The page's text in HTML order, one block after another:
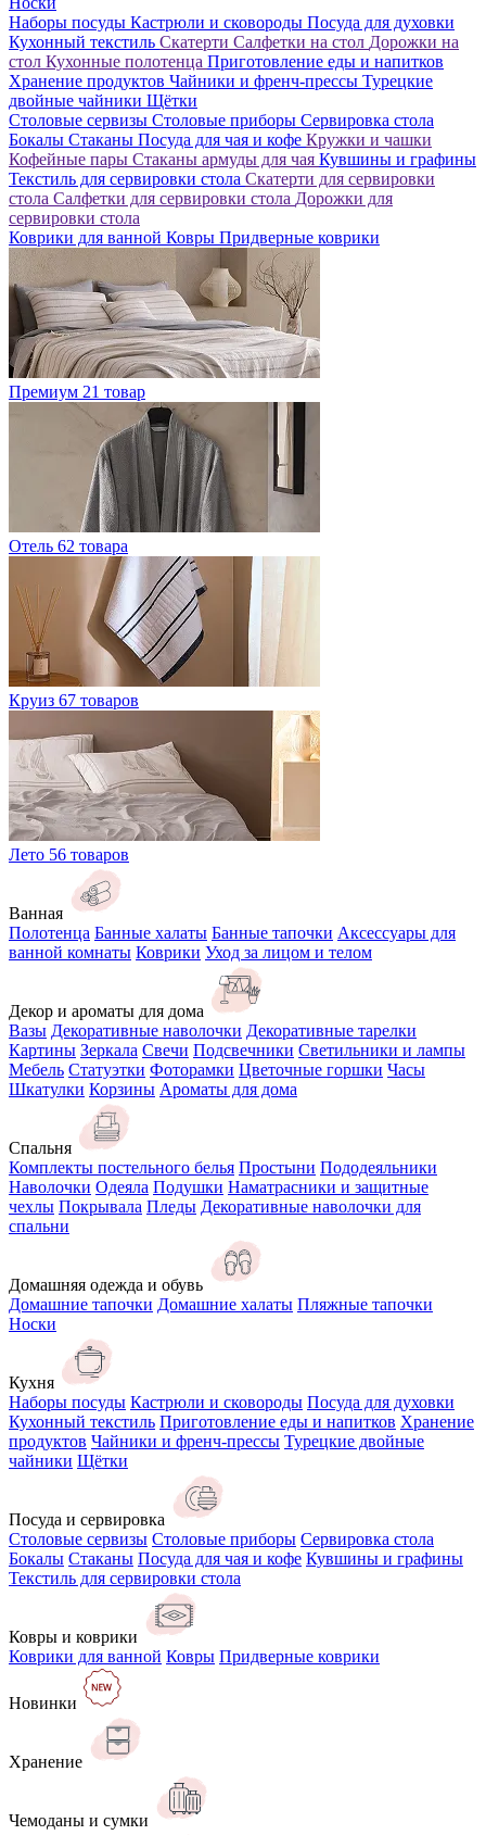
Наборы посуды Кастрюли и сковороды Посуда для духовки
Кухонный текстиль Скатерти Салфетки на стол Дорожки на
стол Кухонные полотенца Приготовление еды и напитков
Хранение продуктов Чайники и френч-прессы Турецкие
двойные чайники Щётки
Столовые сервизы Столовые приборы Сервировка стола
Бокалы Стаканы Посуда для чая и кофе Кружки и чашки
Кофейные пары Стаканы армуды для чая Кувшины и графины
Текстиль для сервировки стола Скатерти для сервировки
стола Салфетки для сервировки стола Дорожки для
сервировки стола
Коврики для ванной Ковры Придверные коврики
Премиум 21 товар
Отель 62 товара
Круиз 67 товаров
Лето 56 товаров
Ванная
Полотенца Банные халаты Банные тапочки Аксессуары для
ванной комнаты Коврики Уход за лицом и телом
Декор и ароматы для дома
Вазы Декоративные наволочки Декоративные тарелки
Картины Зеркала Свечи Подсвечники Светильники и лампы
Мебель Статуэтки Фоторамки Цветочные горшки Часы
Шкатулки Корзины Ароматы для дома
Спальня
Комплекты постельного белья Простыни Пододеяльники
Наволочки Одеяла Подушки Наматрасники и защитные
чехлы Покрывала Пледы Декоративные наволочки для
спальни
Домашняя одежда и обувь
Домашние тапочки Домашние халаты Пляжные тапочки
Носки
Кухня
Наборы посуды Кастрюли и сковороды Посуда для духовки
Кухонный текстиль Приготовление еды и напитков Хранение
продуктов Чайники и френч-прессы Турецкие двойные
чайники Щётки
Посуда и сервировка
Столовые сервизы Столовые приборы Сервировка стола
Бокалы Стаканы Посуда для чая и кофе Кувшины и графины
Текстиль для сервировки стола
Ковры и коврики
Коврики для ванной Ковры Придверные коврики
Новинки
Хранение
Чемоданы и сумки